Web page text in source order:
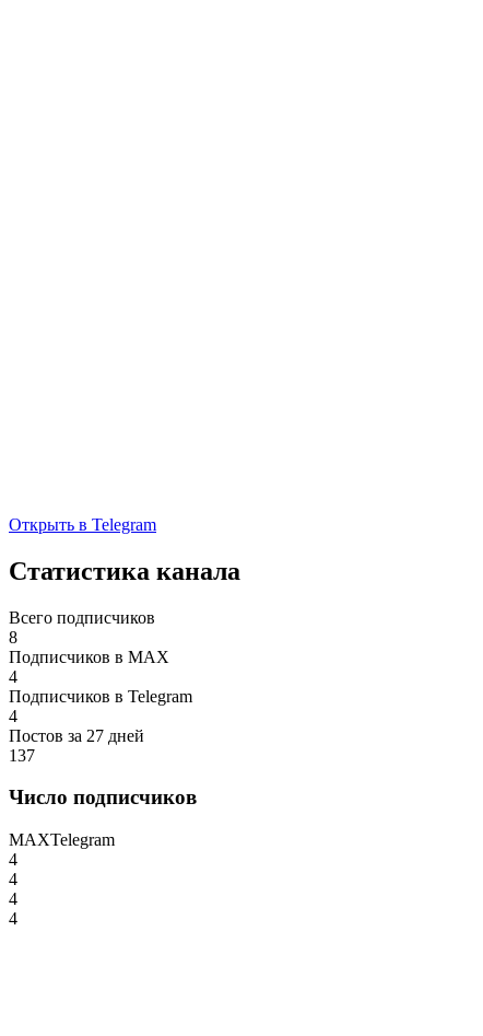
Открыть в Telegram
Статистика канала
Всего подписчиков
8
Подписчиков в MAX
4
Подписчиков в Telegram
4
Постов за 27 дней
137
Число подписчиков
MAXTelegram
4
4
4
4